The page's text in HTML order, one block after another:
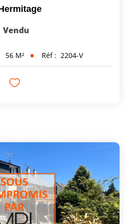
Vendu
56 M² Réf : 2204-V